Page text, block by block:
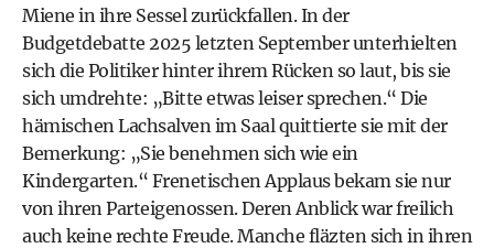
Miene in ihre Sessel zurückfallen. In der
Budgetdebatte 2025 letzten September unterhielten
sich die Politiker hinter ihrem Rücken so laut, bis sie
sich umdrehte: „Bitte etwas leiser sprechen.“ Die
hämischen Lachsalven im Saal quittierte sie mit der
Bemerkung: „Sie benehmen sich wie ein
Kindergarten.“ Frenetischen Applaus bekam sie nur
von ihren Parteigenossen. Deren Anblick war freilich
auch keine rechte Freude. Manche fläzten sich in ihren